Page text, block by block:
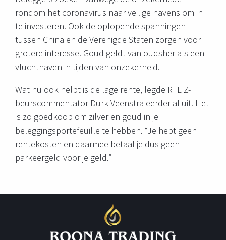
rondom het coronavirus naar veilige havens om in
te investeren. Ook de oplopende spanningen
tussen China en de Verenigde Staten zorgen voor
grotere interesse. Goud geldt van oudsher als een
vluchthaven in tijden van onzekerheid.
Wat nu ook helpt is de lage rente, legde RTL Z-
beurscommentator Durk Veenstra eerder al uit. Het
is zo goedkoop om zilver en goud in je
beleggingsportefeuille te hebben. “Je hebt geen
rentekosten en daarmee betaal je dus geen
parkeergeld voor je geld.”